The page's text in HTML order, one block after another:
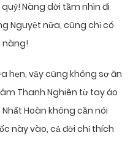
Nàng dời tầm nhìn đi
Nguyệt nữa, cũng chỉ có
nàng!
hẹn, vậy cũng không sợ ăn
Thanh Nghiên từ tay áo
Hoàn không cần nói
này vào, cả đời chỉ thích